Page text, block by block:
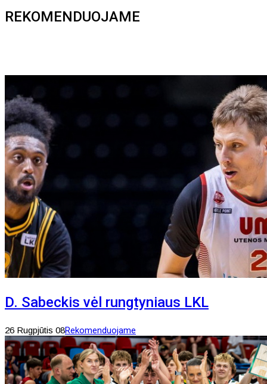
REKOMENDUOJAME
D. Sabeckis vėl rungtyniaus LKL
26 Rugpjūtis 08Rekomenduojame